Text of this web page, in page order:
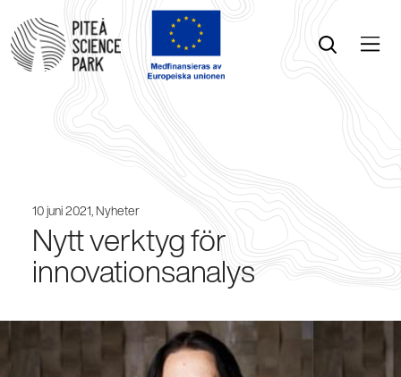
Öppna sök
Öppna menyn
10 juni 2021, Nyheter
Nytt verktyg för
innovationsanalys